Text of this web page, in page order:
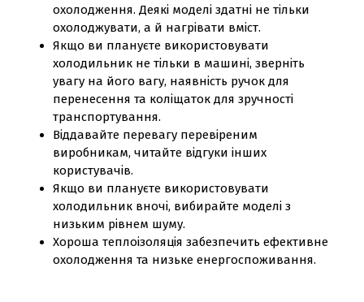
охолодження. Деякі моделі здатні не тільки
охолоджувати, а й нагрівати вміст.
Якщо ви плануєте використовувати
холодильник не тільки в машині, зверніть
увагу на його вагу, наявність ручок для
перенесення та коліщаток для зручності
транспортування.
Віддавайте перевагу перевіреним
виробникам, читайте відгуки інших
користувачів.
Якщо ви плануєте використовувати
холодильник вночі, вибирайте моделі з
низьким рівнем шуму.
Хороша теплоізоляція забезпечить ефективне
охолодження та низьке енергоспоживання.